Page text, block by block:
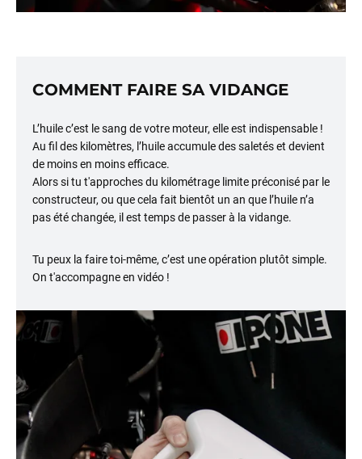
COMMENT FAIRE SA VIDANGE
L’huile c’est le sang de votre moteur, elle est indispensable !
Au fil des kilomètres, l’huile accumule des saletés et devient
de moins en moins efficace.
Alors si tu t'approches du kilométrage limite préconisé par le
constructeur, ou que cela fait bientôt un an que l’huile n’a
pas été changée, il est temps de passer à la vidange.
Tu peux la faire toi-même, c’est une opération plutôt simple.
On t'accompagne en vidéo !